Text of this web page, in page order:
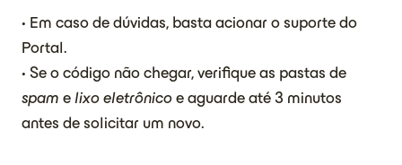
• Em caso de dúvidas, basta acionar o suporte do
Portal.
• Se o código não chegar, verifique as pastas de
spam e lixo eletrônico e aguarde até 3 minutos
antes de solicitar um novo.